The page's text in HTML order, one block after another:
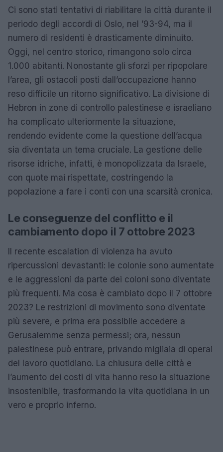
Ci sono stati tentativi di riabilitare la città durante il
periodo degli accordi di Oslo, nel ’93-94, ma il
numero di residenti è drasticamente diminuito.
Oggi, nel centro storico, rimangono solo circa
1.000 abitanti. Nonostante gli sforzi per ripopolare
l’area, gli ostacoli posti dall’occupazione hanno
reso difficile un ritorno significativo. La divisione di
Hebron in zone di controllo palestinese e israeliano
ha complicato ulteriormente la situazione,
rendendo evidente come la questione dell’acqua
sia diventata un tema cruciale. La gestione delle
risorse idriche, infatti, è monopolizzata da Israele,
con quote mai rispettate, costringendo la
popolazione a fare i conti con una scarsità cronica.
Le conseguenze del conflitto e il
cambiamento dopo il 7 ottobre 2023
Il recente escalation di violenza ha avuto
ripercussioni devastanti: le colonie sono aumentate
e le aggressioni da parte dei coloni sono diventate
più frequenti. Ma cosa è cambiato dopo il 7 ottobre
2023? Le restrizioni di movimento sono diventate
più severe, e prima era possibile accedere a
Gerusalemme senza permessi; ora, nessun
palestinese può entrare, privando migliaia di operai
del lavoro quotidiano. La chiusura delle città e
l’aumento dei costi di vita hanno reso la situazione
insostenibile, trasformando la vita quotidiana in un
vero e proprio inferno.